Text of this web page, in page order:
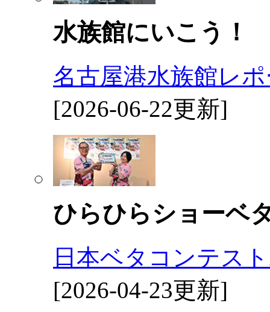
水族館にいこう！
名古屋港水族館レ
[2026-06-22更新]
ひらひらショーベ
日本ベタコンテス
[2026-04-23更新]